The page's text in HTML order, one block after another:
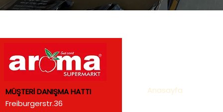
MÜŞTERİ DANIŞMA HATTI
Freiburgerstr.36
Anasayfa